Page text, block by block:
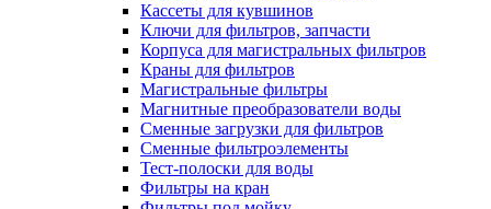
Полезные статьи
Новости и Акции
Кассеты для кувшинов
Ключи для фильтров, запчасти
Корпуса для магистральных фильтров
Краны для фильтров
Магистральные фильтры
Магнитные преобразователи воды
Сменные загрузки для фильтров
Сменные фильтроэлементы
Тест-полоски для воды
Фильтры на кран